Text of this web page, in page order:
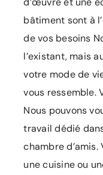
bâtiment sont à
de vos besoins
l’existant, mais
votre mode de
vous ressemble.
Nous pouvons
travail dédié
chambre
une cuisine ou